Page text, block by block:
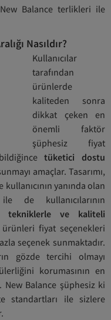
Balance terlikleri ile
Nasıldır?
Kullanıcılar
tarafından
ürünlerde
kaliteden sonra
dikkat çeken en
önemli faktör
şüphesiz fiyat
tüketici dostu
amaçlar. Tasarımı,
yanında olan
de kullanıcılarının
tekniklerle ve kaliteli
fiyat seçenekleri
seçenek sunmaktadır.
gözde tercihi olmayı
korumasının en
Balance şüphesiz ki
standartları ile sizlere